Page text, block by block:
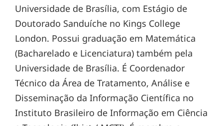
Universidade de Brasília, com Estágio de
Doutorado Sanduíche no Kings College
London. Possui graduação em Matemática
(Bacharelado e Licenciatura) também pela
Universidade de Brasília. É Coordenador
Técnico da Área de Tratamento, Análise e
Disseminação da Informação Científica no
Instituto Brasileiro de Informação em Ciência